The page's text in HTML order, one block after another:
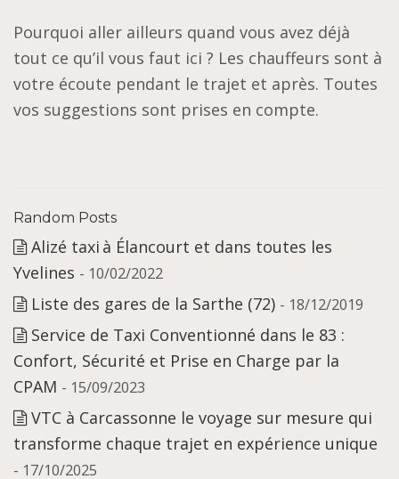
Pourquoi aller ailleurs quand vous avez déjà
tout ce qu’il vous faut ici ? Les chauffeurs sont à
votre écoute pendant le trajet et après. Toutes
vos suggestions sont prises en compte.
Random Posts
Alizé taxi à Élancourt et dans toutes les
Yvelines - 10/02/2022
Liste des gares de la Sarthe (72) - 18/12/2019
Service de Taxi Conventionné dans le 83 :
Confort, Sécurité et Prise en Charge par la
CPAM - 15/09/2023
VTC à Carcassonne le voyage sur mesure qui
transforme chaque trajet en expérience unique
- 17/10/2025